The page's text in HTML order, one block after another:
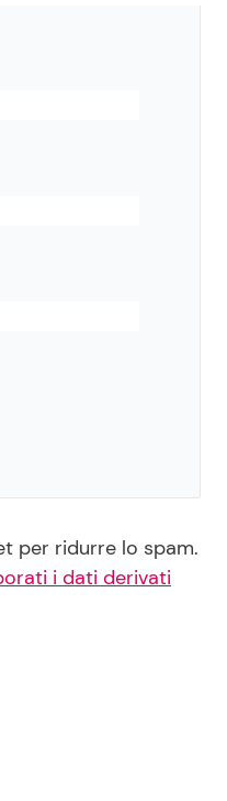
per ridurre lo spam.
i dati derivati